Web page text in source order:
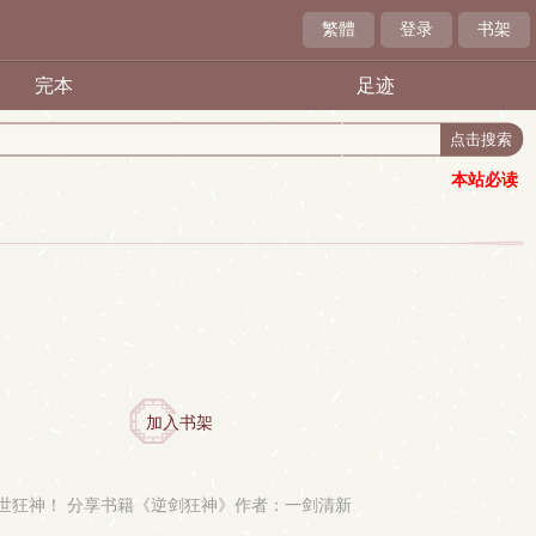
繁體 登录 书架
完本 足迹
本站必读
加入书架
狂神！ 分享书籍《逆剑狂神》作者：一剑清新